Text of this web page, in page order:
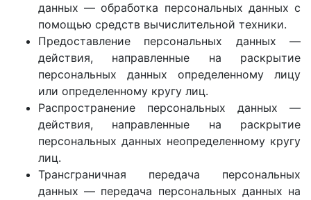
данных — обработка персональных данных с
помощью средств вычислительной техники.
Предоставление персональных данных —
действия, направленные на раскрытие
персональных данных определенному лицу
или определенному кругу лиц.
Распространение персональных данных —
действия, направленные на раскрытие
персональных данных неопределенному кругу
лиц.
Трансграничная передача персональных
данных — передача персональных данных на